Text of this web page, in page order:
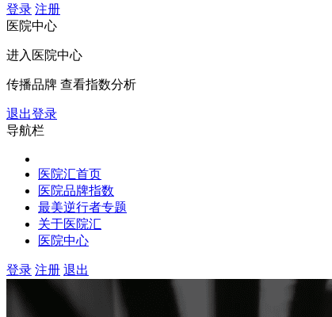
登录 注册
医院中心
进入医院中心
传播品牌 查看指数分析
退出登录
导航栏
医院汇首页
医院品牌指数
最美逆行者专题
关于医院汇
医院中心
登录 注册 退出